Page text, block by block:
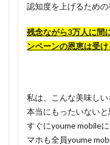
認知度を上げるための
残念ながら3万人に間
ンペーンの恩恵は受
私は、こんな美味し
本当にもったいないと
すぐにyoume mobile
マホも全員youme